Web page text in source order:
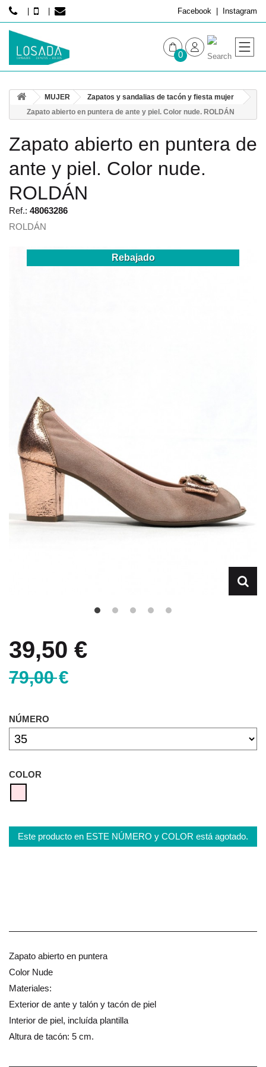
Facebook Instagram
0
HOMBRE
MUJER
Zapatos y sandalias de tacón y fiesta mujer
Zapato abierto en puntera de ante y piel. Color nude. ROLDÁN
Zapato abierto en puntera de
ante y piel. Color nude.
ROLDÁN
Ref.: 48063286
ROLDÁN
Rebajado
39,50 €
79,00 €
NÚMERO
COLOR
Este producto en ESTE NÚMERO y COLOR está agotado.
Zapato abierto en puntera
Color Nude
Materiales:
Exterior de ante y talón y tacón de piel
Interior de piel, incluída plantilla
Altura de tacón: 5 cm.